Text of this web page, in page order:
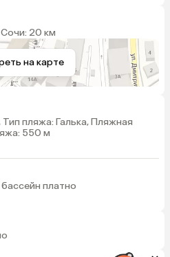
20 км
на карте
пляжа: Галька, Пляжная
550 м
платно